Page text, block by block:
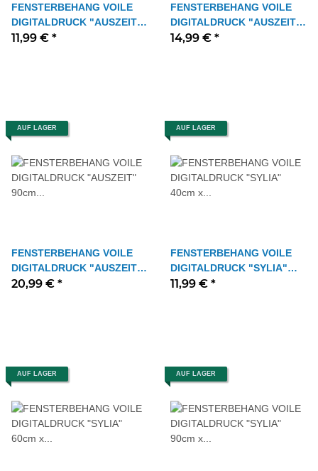
FENSTERBEHANG VOILE
DIGITALDRUCK "AUSZEIT"
40cm x 80 cm Farbe GRAU
11,99 € *
FENSTERBEHANG VOILE
DIGITALDRUCK "AUSZEIT"
60cm x 100 cm Farbe GRAU
14,99 € *
AUF LAGER
FENSTERBEHANG VOILE
DIGITALDRUCK "AUSZEIT"
90cm x 100 cm Farbe GRAU
20,99 € *
AUF LAGER
FENSTERBEHANG VOILE
DIGITALDRUCK "SYLIA"
40cm x 80 cm Farbe GRAU
11,99 € *
AUF LAGER AUF LAGER